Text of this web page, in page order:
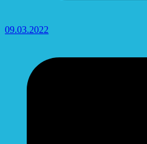
09.03.2022